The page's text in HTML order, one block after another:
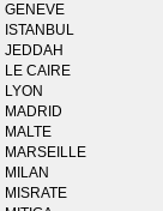
GENEVE
ISTANBUL
JEDDAH
LE CAIRE
LYON
MADRID
MALTE
MARSEILLE
MILAN
MISRATE